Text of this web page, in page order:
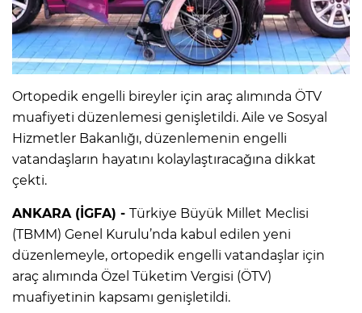
Ortopedik engelli bireyler için araç alımında ÖTV
muafiyeti düzenlemesi genişletildi. Aile ve Sosyal
Hizmetler Bakanlığı, düzenlemenin engelli
vatandaşların hayatını kolaylaştıracağına dikkat
çekti.
ANKARA (İGFA) - Türkiye Büyük Millet Meclisi
(TBMM) Genel Kurulu’nda kabul edilen yeni
düzenlemeyle, ortopedik engelli vatandaşlar için
araç alımında Özel Tüketim Vergisi (ÖTV)
muafiyetinin kapsamı genişletildi.